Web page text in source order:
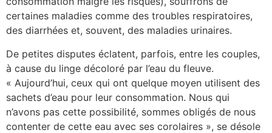
certaines maladies comme des troubles respiratoires,
des diarrhées et, souvent, des maladies urinaires.
De petites disputes éclatent, parfois, entre les couples,
à cause du linge décoloré par l’eau du fleuve.
« Aujourd’hui, ceux qui ont quelque moyen utilisent des
sachets d’eau pour leur consommation. Nous qui
n’avons pas cette possibilité, sommes obligés de nous
contenter de cette eau avec ses corolaires », se désole